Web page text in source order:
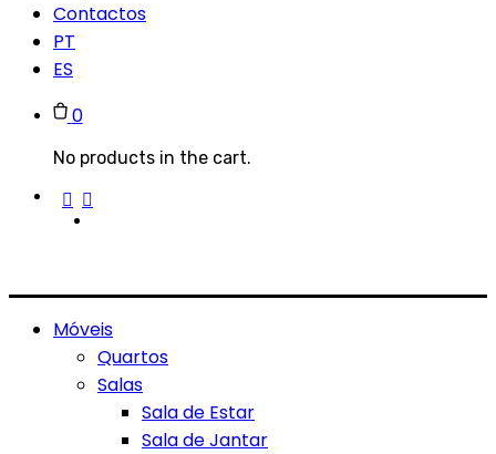
Contactos
PT
ES
0
No products in the cart.
Móveis
Quartos
Salas
Sala de Estar
Sala de Jantar